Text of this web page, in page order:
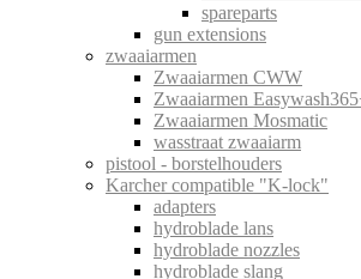
spareparts
gun extensions
zwaaiarmen
Zwaaiarmen CWW
Zwaaiarmen
Zwaaiarmen Mosmatic
wasstraat zwaaiarm
pistool - borstelhouders
Karcher compatible "K-lock"
adapters
hydroblade lans
hydroblade nozzles
hydroblade slang